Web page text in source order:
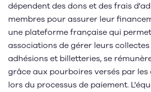
dépendent des dons et des frais
membres pour assurer leur
une plateforme française qui
associations de gérer leurs
adhésions et billetteries, se
grâce aux pourboires versés par
lors du processus de paiement.